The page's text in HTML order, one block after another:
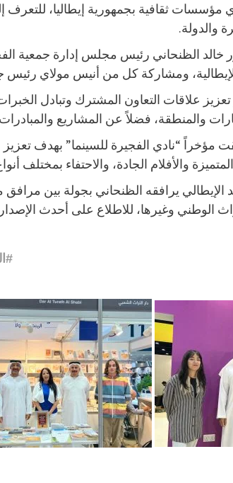
مؤسسات ثقافية بجمهورية إيطاليا،
والدولة.
الظنحاني رئيس مجلس إدارة جمعية
الإيطالية، ومشاركة كل من أنيس مولاي
علاقات التعاون المشترك وتبادل
والمنطقة، فضلاً عن المشاريع
مؤخراً “نادي الفجيرة للسينما” بهدف
والأفلام الجادة، والاحتفاء
الإيطالي يرافقه الظنحاني بجولة بين
الوطني وغيرها، للاطلاع على أحدث